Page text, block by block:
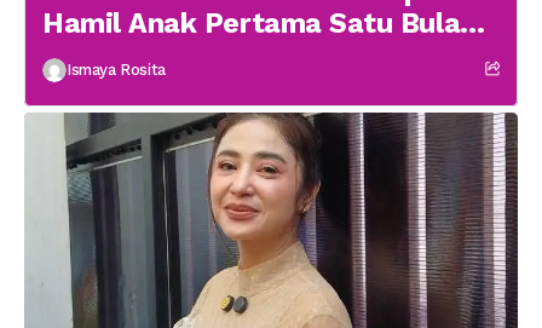
Hamil Anak Pertama Satu Bulan
menikah
Ismaya Rosita